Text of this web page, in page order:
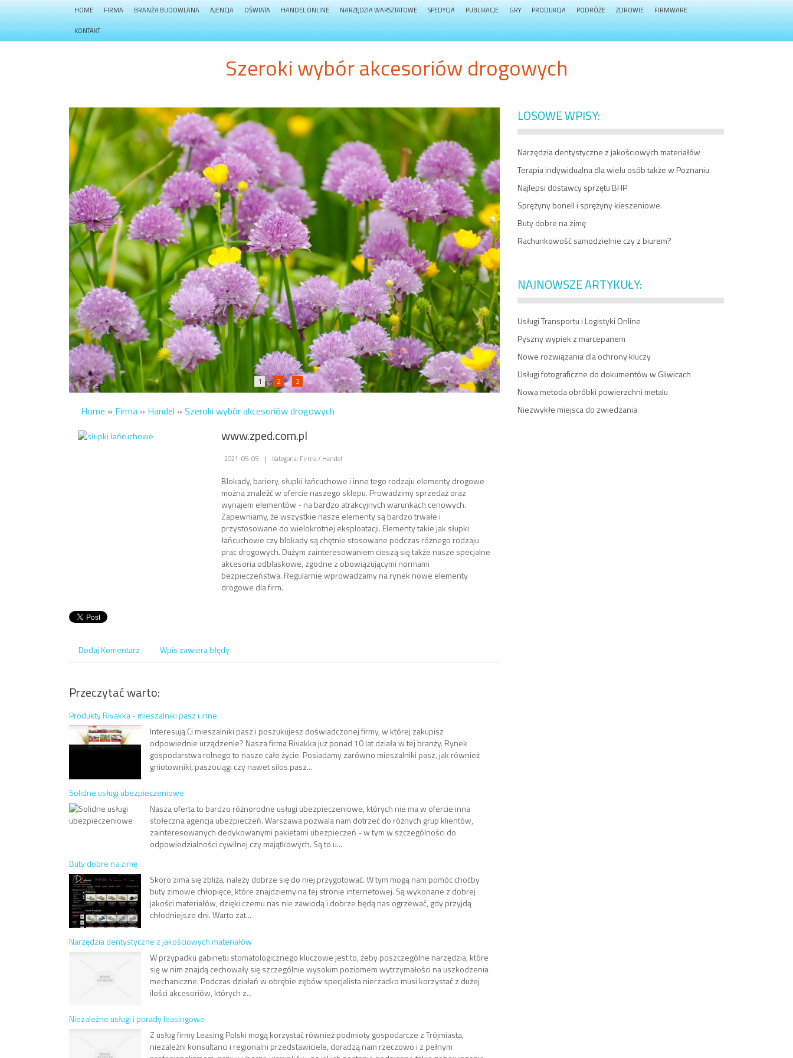
HOME FIRMA BRANŻA BUDOWLANA AJENCJA OŚWIATA HANDEL ONLINE NARZĘDZIA WARSZTATOWE SPEDYCJA PUBLIKACJE GRY PRODUKCJA PODRÓŻE ZDROWIE FIRMWARE
KONTAKT
Szeroki wybór akcesoriów drogowych
1 2 3
Home » Firma » Handel » Szeroki wybór akcesoriów drogowych
www.zped.com.pl
2021-05-05 | Kategoria: Firma / Handel
Blokady, bariery, słupki łańcuchowe i inne tego rodzaju elementy drogowe
można znaleźć w ofercie naszego sklepu. Prowadzimy sprzedaż oraz
wynajem elementów - na bardzo atrakcyjnych warunkach cenowych.
Zapewniamy, że wszystkie nasze elementy są bardzo trwałe i
przystosowane do wielokrotnej eksploatacji. Elementy takie jak słupki
łańcuchowe czy blokady są chętnie stosowane podczas różnego rodzaju
prac drogowych. Dużym zainteresowaniem cieszą się także nasze specjalne
akcesoria odblaskowe, zgodne z obowiązującymi normami
bezpieczeństwa. Regularnie wprowadzamy na rynek nowe elementy
drogowe dla firm.
Dodaj Komentarz Wpis zawiera błędy
Przeczytać warto:
Produkty Rivakka - mieszalniki pasz i inne.
Interesują Ci mieszalniki pasz i poszukujesz doświadczonej firmy, w której zakupisz
odpowiednie urządzenie? Nasza firma Rivakka już ponad 10 lat działa w tej branży. Rynek
gospodarstwa rolnego to nasze całe życie. Posiadamy zarówno mieszalniki pasz, jak również
gniotowniki, paszociągi czy nawet silos pasz...
Solidne usługi ubezpieczeniowe
Nasza oferta to bardzo różnorodne usługi ubezpieczeniowe, których nie ma w ofercie inna
stołeczna agencja ubezpieczeń. Warszawa pozwala nam dotrzeć do różnych grup klientów,
zainteresowanych dedykowanymi pakietami ubezpieczeń - w tym w szczególności do
odpowiedzialności cywilnej czy majątkowych. Są to u...
Buty dobre na zimę
Skoro zima się zbliża, należy dobrze się do niej przygotować. W tym mogą nam pomóc choćby
buty zimowe chłopięce, które znajdziemy na tej stronie internetowej. Są wykonane z dobrej
jakości materiałów, dzięki czemu nas nie zawiodą i dobrze będą nas ogrzewać, gdy przyjdą
chłodniejsze dni. Warto zat...
Narzędzia dentystyczne z jakościowych materiałów
W przypadku gabinetu stomatologicznego kluczowe jest to, żeby poszczególne narzędzia, które
się w nim znajdą cechowały się szczególnie wysokim poziomem wytrzymałości na uszkodzenia
mechaniczne. Podczas działań w obrębie zębów specjalista nierzadko musi korzystać z dużej
ilości akcesoriów, których z...
Niezależne usługi i porady leasingowe
Z usług firmy Leasing Polski mogą korzystać również podmioty gospodarcze z Trójmiasta,
niezależni konsultanci i regionalni przedstawiciele, doradzą nam rzeczowo i z pełnym
LOSOWE WPISY:
Narzędzia dentystyczne z jakościowych materiałów
Terapia indywidualna dla wielu osób także w Poznaniu
Najlepsi dostawcy sprzętu BHP
Sprężyny bonell i sprężyny kieszeniowe.
Buty dobre na zimę
Rachunkowość samodzielnie czy z biurem?
NAJNOWSZE ARTYKUŁY:
Usługi Transportu i Logistyki Online
Pyszny wypiek z marcepanem
Nowe rozwiązania dla ochrony kluczy
Usługi fotograficzne do dokumentów w Gliwicach
Nowa metoda obróbki powierzchni metalu
Niezwykłe miejsca do zwiedzania